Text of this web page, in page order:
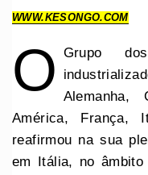
WWW.KESONGO.COM
O Grupo
Alemanha,
América, França,
reafirmou na sua
em Itália, no